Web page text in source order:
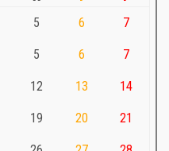
5 6 7
5 6 7
12 13 14
19 20 21